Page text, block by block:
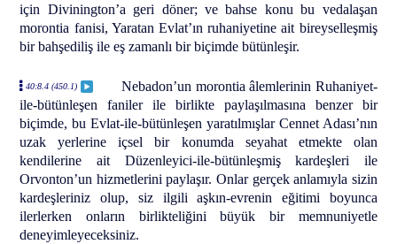
için Divinington’a geri döner; ve bahse konu bu vedalaşan
morontia fanisi, Yaratan Evlat’ın ruhaniyetine ait bireyselleşmiş
bir bahşediliş ile eş zamanlı bir biçimde bütünleşir.
40:8.4 (450.1)
Nebadon’un morontia âlemlerinin Ruhaniyet-
ile-bütünleşen faniler ile birlikte paylaşılmasına benzer bir
biçimde, bu Evlat-ile-bütünleşen yaratılmışlar Cennet Adası’nın
uzak yerlerine içsel bir konumda seyahat etmekte olan
kendilerine ait Düzenleyici-ile-bütünleşmiş kardeşleri ile
Orvonton’un hizmetlerini paylaşır. Onlar gerçek anlamıyla sizin
kardeşleriniz olup, siz ilgili aşkın-evrenin eğitimi boyunca
ilerlerken onların birlikteliğini büyük bir memnuniyetle
deneyimleyeceksiniz.